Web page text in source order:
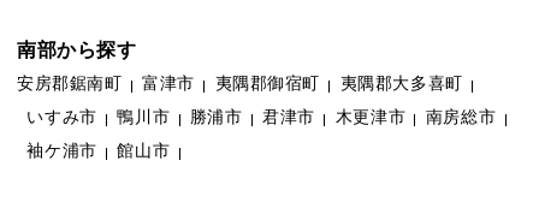
南部から探す
安房郡鋸南町 富津市 夷隅郡御宿町
夷隅郡大多喜町
いすみ市
鴨川市 勝浦市 君津市 木更津市
南房総市
袖ケ浦市
館山市